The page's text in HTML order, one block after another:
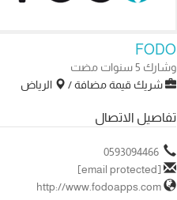
FODO
وشارك 5 سنوات مضت
شريك قيمة مضافة /
الرياض
تفاصيل الاتصال
0593094466
[email protected]
http://www.fodoapps.com